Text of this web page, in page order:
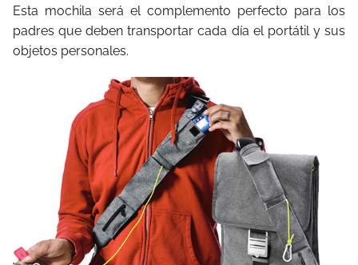
Esta mochila será el complemento perfecto para los
padres que deben transportar cada día el portátil y sus
objetos personales.